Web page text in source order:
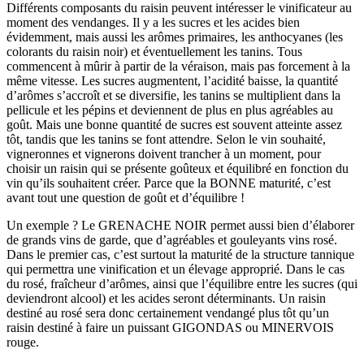
Différents composants du raisin peuvent intéresser le vinificateur au
moment des vendanges. Il y a les sucres et les acides bien
évidemment, mais aussi les arômes primaires, les anthocyanes (les
colorants du raisin noir) et éventuellement les tanins. Tous
commencent à mûrir à partir de la véraison, mais pas forcement à la
même vitesse. Les sucres augmentent, l’acidité baisse, la quantité
d’arômes s’accroît et se diversifie, les tanins se multiplient dans la
pellicule et les pépins et deviennent de plus en plus agréables au
goût. Mais une bonne quantité de sucres est souvent atteinte assez
tôt, tandis que les tanins se font attendre. Selon le vin souhaité,
vigneronnes et vignerons doivent trancher à un moment, pour
choisir un raisin qui se présente goûteux et équilibré en fonction du
vin qu’ils souhaitent créer. Parce que la BONNE maturité, c’est
avant tout une question de goût et d’équilibre !
Un exemple ? Le GRENACHE NOIR permet aussi bien d’élaborer
de grands vins de garde, que d’agréables et gouleyants vins rosé.
Dans le premier cas, c’est surtout la maturité de la structure tannique
qui permettra une vinification et un élevage approprié. Dans le cas
du rosé, fraîcheur d’arômes, ainsi que l’équilibre entre les sucres (qui
deviendront alcool) et les acides seront déterminants. Un raisin
destiné au rosé sera donc certainement vendangé plus tôt qu’un
raisin destiné à faire un puissant GIGONDAS ou MINERVOIS
rouge.